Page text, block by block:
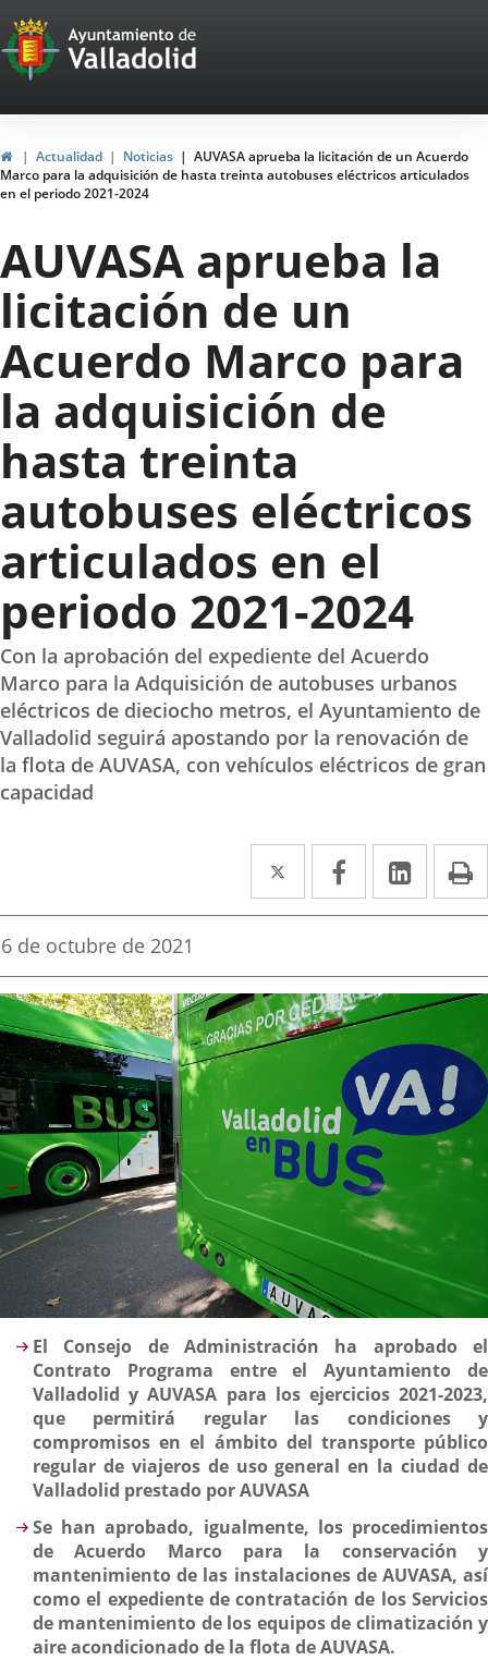
Portal
Web
del
Ayuntamiento
de
Valladolid
InicioActualidad Noticias
AUVASA aprueba la licitación de un Acuerdo
Marco para la adquisición de hasta treinta autobuses eléctricos articulados
en el periodo 2021-2024
AUVASA aprueba la
licitación de un
Acuerdo Marco para
la adquisición de
hasta treinta
autobuses eléctricos
articulados en el
periodo 2021-2024
Con la aprobación del expediente del Acuerdo
Marco para la Adquisición de autobuses urbanos
eléctricos de dieciocho metros, el Ayuntamiento de
Valladolid seguirá apostando por la renovación de
la flota de AUVASA, con vehículos eléctricos de gran
capacidad
Twitter
Enlace
a
aplicación
externa.
Facebook
Enlace
a
aplicación
externa.
Enlace
a
Fecha
la
noticia
6 de octubre de 2021
Descripción
El Consejo de Administración ha aprobado el
Contrato Programa entre el Ayuntamiento de
Valladolid y AUVASA para los ejercicios 2021-2023,
que permitirá regular las condiciones y
compromisos en el ámbito del transporte público
regular de viajeros de uso general en la ciudad de
Valladolid prestado por AUVASA
Se han aprobado, igualmente, los procedimientos
de Acuerdo Marco para la conservación y
mantenimiento de las instalaciones de AUVASA, así
como el expediente de contratación de los Servicios
de mantenimiento de los equipos de climatización y
aire acondicionado de la flota de AUVASA.